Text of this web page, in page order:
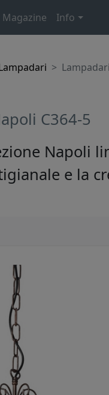
Magazine Info
C364-5
Napoli
e la